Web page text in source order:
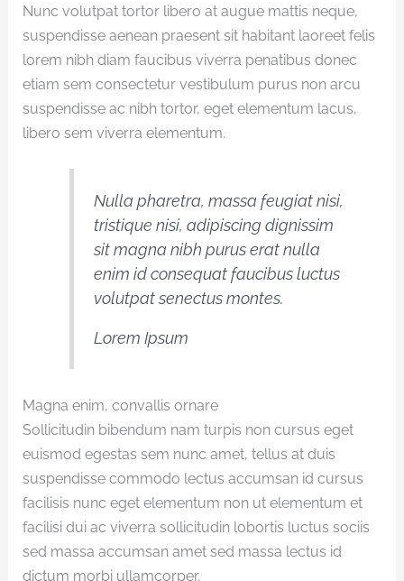
Nunc volutpat tortor libero at augue mattis neque,
suspendisse aenean praesent sit habitant laoreet felis
lorem nibh diam faucibus viverra penatibus donec
etiam sem consectetur vestibulum purus non arcu
suspendisse ac nibh tortor, eget elementum lacus,
libero sem viverra elementum.
Nulla pharetra, massa feugiat nisi,
tristique nisi, adipiscing dignissim
sit magna nibh purus erat nulla
enim id consequat faucibus luctus
volutpat senectus montes.
Lorem Ipsum
Magna enim, convallis ornare
Sollicitudin bibendum nam turpis non cursus eget
euismod egestas sem nunc amet, tellus at duis
suspendisse commodo lectus accumsan id cursus
facilisis nunc eget elementum non ut elementum et
facilisi dui ac viverra sollicitudin lobortis luctus sociis
sed massa accumsan amet sed massa lectus id
dictum morbi ullamcorper.